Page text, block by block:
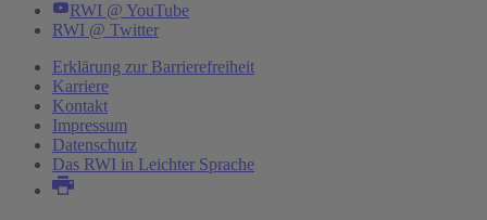
RWI @ YouTube
RWI @ Twitter
Erklärung zur Barrierefreiheit
Karriere
Kontakt
Impressum
Datenschutz
Das RWI in Leichter Sprache